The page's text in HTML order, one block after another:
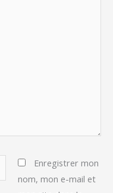
Enregistrer mon
nom, mon e-mail et